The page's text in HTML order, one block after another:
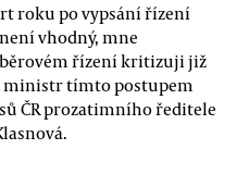
roku po vypsání řízení
vhodný, mne
řízení kritizuji již
ministr tímto postupem
ČR prozatimního ředitele